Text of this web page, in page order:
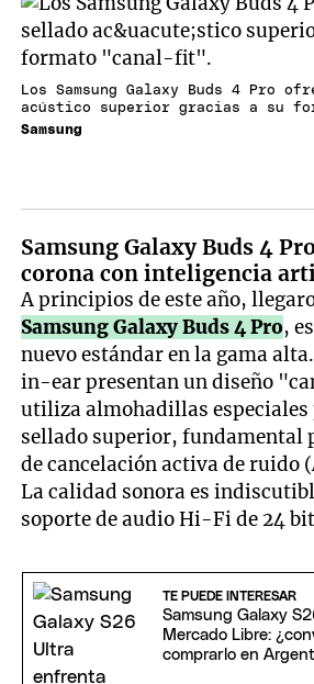
Los Samsung Galaxy Buds 4 Pro
acústico superior gracias a su
Samsung
Samsung Galaxy Buds 4
corona con inteligencia
A principios de este año,
Samsung Galaxy Buds 4 Pro,
nuevo estándar en la gama
in-ear presentan un diseño
utiliza almohadillas
sellado superior, fundamental
de cancelación activa de ruido
La calidad sonora es
soporte de audio Hi-Fi de 24
TE PUEDE INTERESAR
Samsung Galaxy
Mercado Libre:
comprarlo en